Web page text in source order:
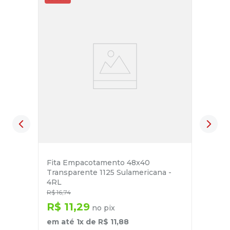
Fita Empacotamento 48x40
Transparente 1125 Sulamericana -
4RL
R$ 16,74
R$ 11,29 no pix
em até 1x de R$ 11,88